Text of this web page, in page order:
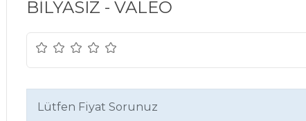
BİLYASIZ - VALEO
Lütfen Fiyat Sorunuz